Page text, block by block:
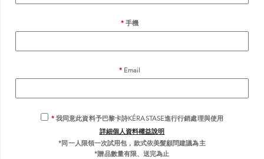
手機
Email
我同意此資料予巴黎卡詩KÉRASTASE進行行銷處理與使用
詳細個人資料權益說明
*同一人限領一次試用包，款式依美髮顧問建議為主
*贈品數量有限、送完為止